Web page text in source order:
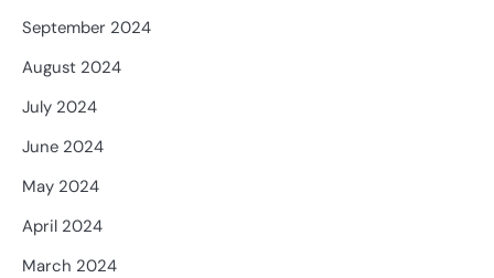
September 2024
August 2024
July 2024
June 2024
May 2024
April 2024
March 2024